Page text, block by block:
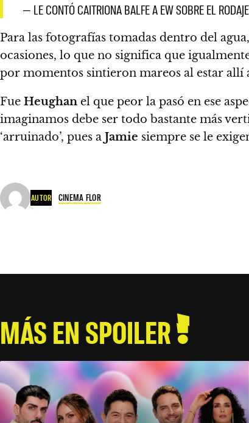
— LE CONTÓ CAITRIONA BALFE A EW SOBRE EL
Para las fotografías tomadas dentro del
ocasiones, lo que no significa que
por momentos sintieron mareos al estar allí
Fue Heughan el que peor la pasó en ese
imaginamos debe ser todo bastante más
‘arruinado’, pues a Jamie siempre se le
AUTOR CINEMA FLOR
MÁS EN SPOILER